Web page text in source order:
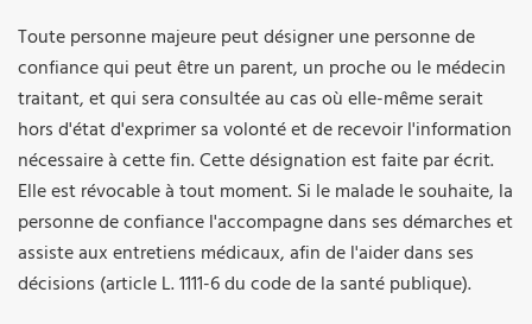
Toute personne majeure peut désigner une personne de
confiance qui peut être un parent, un proche ou le médecin
traitant, et qui sera consultée au cas où elle-même serait
hors d'état d'exprimer sa volonté et de recevoir l'information
nécessaire à cette fin. Cette désignation est faite par écrit.
Elle est révocable à tout moment. Si le malade le souhaite, la
personne de confiance l'accompagne dans ses démarches et
assiste aux entretiens médicaux, afin de l'aider dans ses
décisions (article L. 1111-6 du code de la santé publique).